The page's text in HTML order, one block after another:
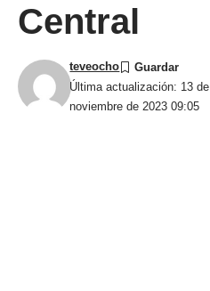
Central
Última actualización: 13 de
noviembre de 2023 09:05
teveocho